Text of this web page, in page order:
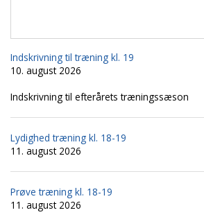
Indskrivning til træning kl. 19
10. august 2026
Indskrivning til efterårets træningssæson
Lydighed træning kl. 18-19
11. august 2026
Prøve træning kl. 18-19
11. august 2026